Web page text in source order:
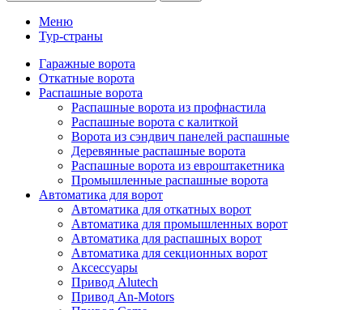
Меню
Тур-страны
Гаражные ворота
Откатные ворота
Распашные ворота
Распашные ворота из профнастила
Распашные ворота с калиткой
Ворота из сэндвич панелей распашные
Деревянные распашные ворота
Распашные ворота из евроштакетника
Промышленные распашные ворота
Автоматика для ворот
Автоматика для откатных ворот
Автоматика для промышленных ворот
Автоматика для распашных ворот
Автоматика для секционных ворот
Аксессуары
Привод Alutech
Привод An-Motors